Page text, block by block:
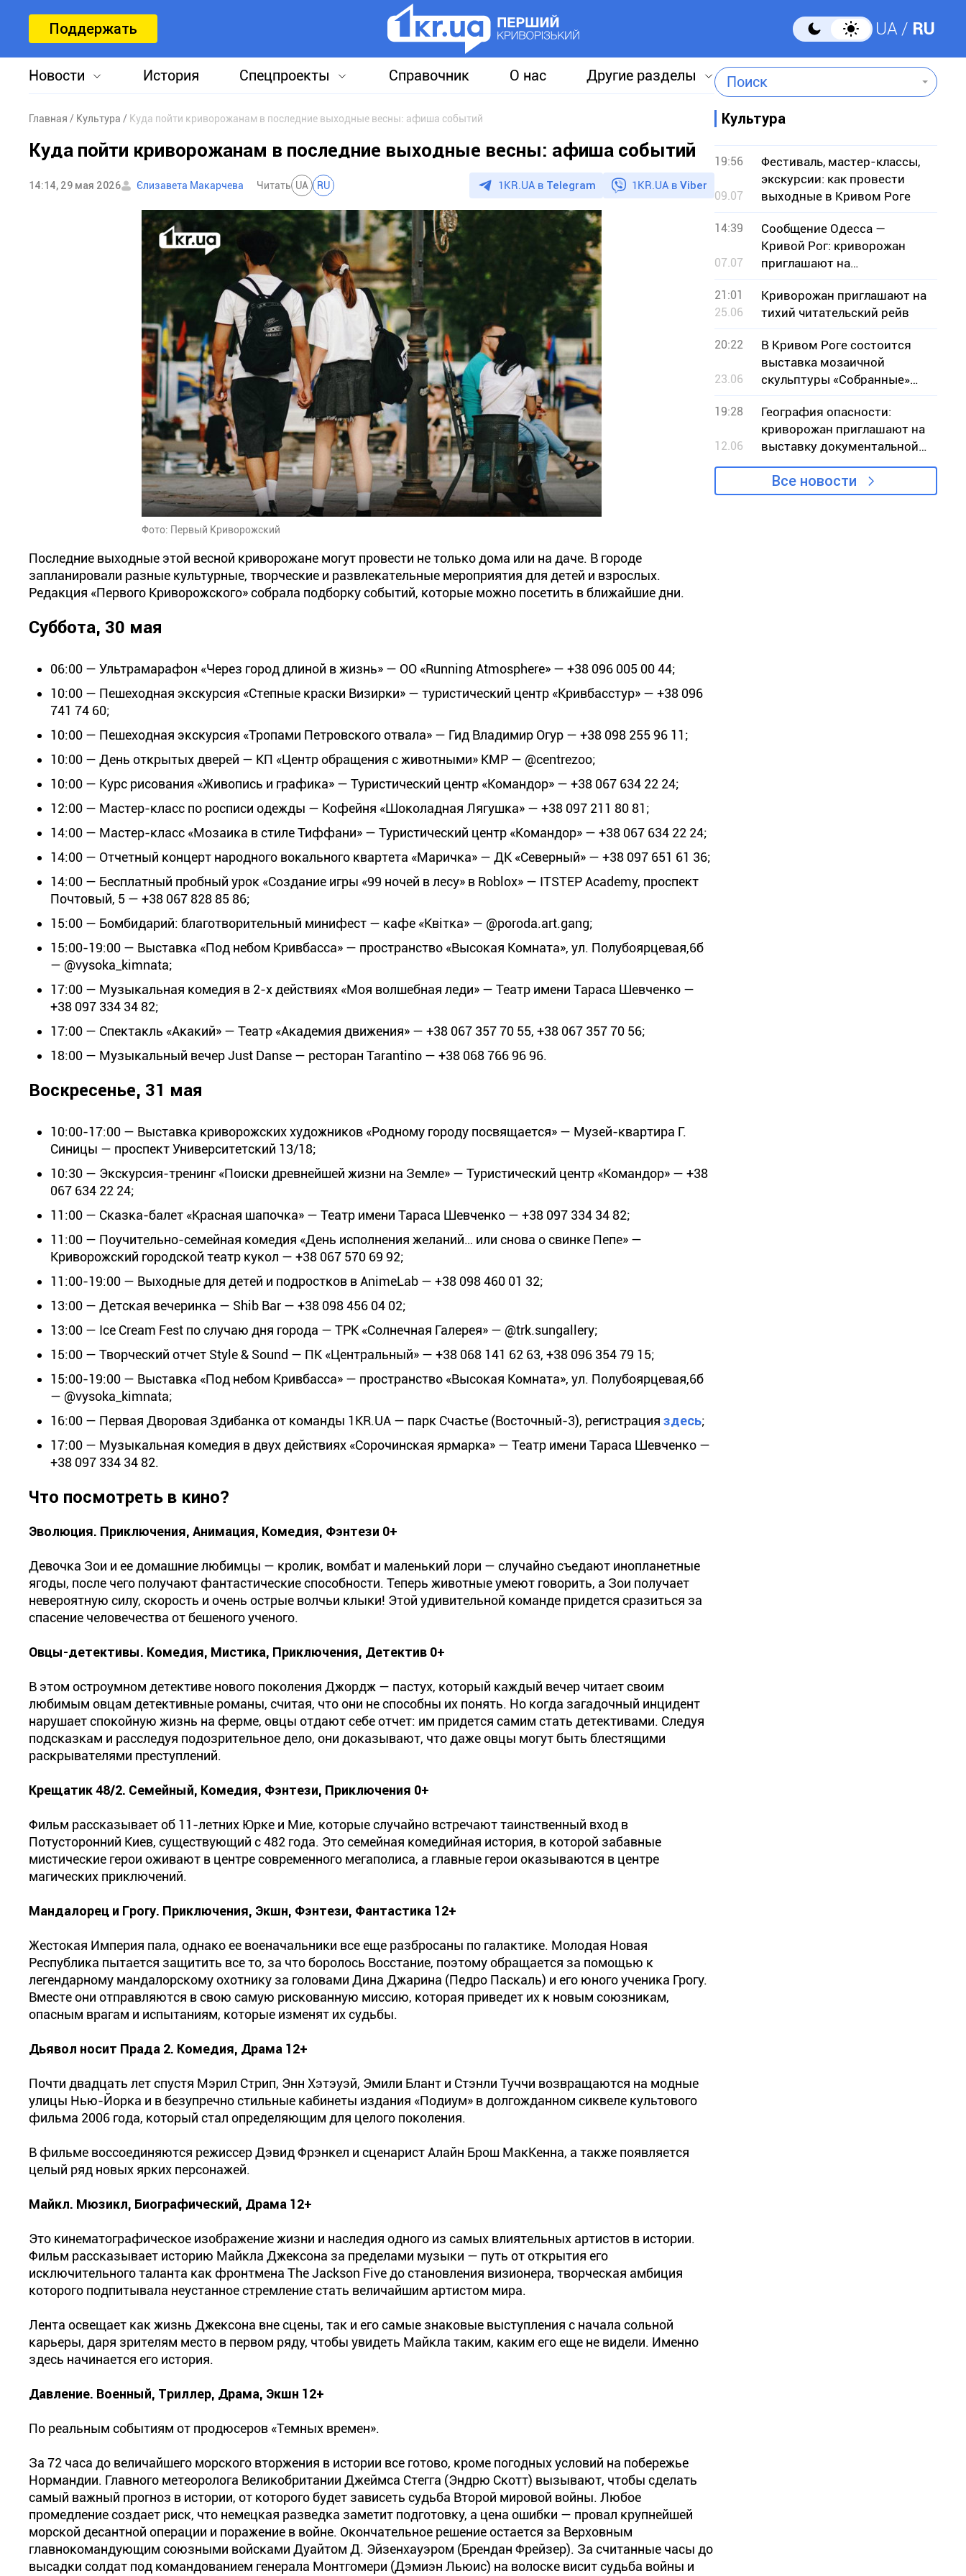
Поддержать UA RU
Новости История Спецпроекты Справочник О нас Другие разделы Поиск
Главная Культура Куда пойти криворожанам в последние выходные весны: афиша событий
Куда пойти криворожанам в последние выходные весны: афиша событий
14:14, 29 мая 2026 Єлизавета Макарчева Читать UA RU 1KR.UA в Telegram 1KR.UA в Viber
Фото: Первый Криворожский
Последние выходные этой весной криворожане могут провести не только дома или на даче. В городе
запланировали разные культурные, творческие и развлекательные мероприятия для детей и взрослых.
Редакция «Первого Криворожского» собрала подборку событий, которые можно посетить в ближайшие дни.
Суббота, 30 мая
06:00 — Ультрамарафон «Через город длиной в жизнь» — ОО «Running Atmosphere» — +38 096 005 00 44;
10:00 — Пешеходная экскурсия «Степные краски Визирки» — туристический центр «Кривбасстур» — +38 096
741 74 60;
10:00 — Пешеходная экскурсия «Тропами Петровского отвала» — Гид Владимир Огур — +38 098 255 96 11;
10:00 — День открытых дверей — КП «Центр обращения с животными» КМР — @centrezoo;
10:00 — Курс рисования «Живопись и графика» — Туристический центр «Командор» — +38 067 634 22 24;
12:00 — Мастер-класс по росписи одежды — Кофейня «Шоколадная Лягушка» — +38 097 211 80 81;
14:00 — Мастер-класс «Мозаика в стиле Тиффани» — Туристический центр «Командор» — +38 067 634 22 24;
14:00 — Отчетный концерт народного вокального квартета «Маричка» — ДК «Северный» — +38 097 651 61 36;
14:00 — Бесплатный пробный урок «Создание игры «99 ночей в лесу» в Roblox» — ITSTEP Academy, проспект
Почтовый, 5 — +38 067 828 85 86;
15:00 — Бомбидарий: благотворительный минифест — кафе «Квітка» — @poroda.art.gang;
15:00-19:00 — Выставка «Под небом Кривбасса» — пространство «Высокая Комната», ул. Полубоярцевая,6б
— @vysoka_kimnata;
17:00 — Музыкальная комедия в 2-х действиях «Моя волшебная леди» — Театр имени Тараса Шевченко —
+38 097 334 34 82;
17:00 — Спектакль «Акакий» — Театр «Академия движения» — +38 067 357 70 55, +38 067 357 70 56;
18:00 — Музыкальный вечер Just Danse — ресторан Tarantino — +38 068 766 96 96.
Воскресенье, 31 мая
10:00-17:00 — Выставка криворожских художников «Родному городу посвящается» — Музей-квартира Г.
Синицы — проспект Университетский 13/18;
10:30 — Экскурсия-тренинг «Поиски древнейшей жизни на Земле» — Туристический центр «Командор» — +38
067 634 22 24;
11:00 — Сказка-балет «Красная шапочка» — Театр имени Тараса Шевченко — +38 097 334 34 82;
11:00 — Поучительно-семейная комедия «День исполнения желаний… или снова о свинке Пепе» —
Криворожский городской театр кукол — +38 067 570 69 92;
11:00-19:00 — Выходные для детей и подростков в AnimeLab — +38 098 460 01 32;
13:00 — Детская вечеринка — Shib Bar — +38 098 456 04 02;
13:00 — Ice Cream Fest по случаю дня города — ТРК «Солнечная Галерея» — @trk.sungallery;
15:00 — Творческий отчет Style & Sound — ПК «Центральный» — +38 068 141 62 63, +38 096 354 79 15;
15:00-19:00 — Выставка «Под небом Кривбасса» — пространство «Высокая Комната», ул. Полубоярцевая,6б
— @vysoka_kimnata;
16:00 — Первая Дворовая Здибанка от команды 1KR.UA — парк Счастье (Восточный-3), регистрация здесь;
17:00 — Музыкальная комедия в двух действиях «Сорочинская ярмарка» — Театр имени Тараса Шевченко —
+38 097 334 34 82.
Что посмотреть в кино?
Эволюция. Приключения, Анимация, Комедия, Фэнтези 0+
Девочка Зои и ее домашние любимцы — кролик, вомбат и маленький лори — случайно съедают инопланетные
ягоды, после чего получают фантастические способности. Теперь животные умеют говорить, а Зои получает
невероятную силу, скорость и очень острые волчьи клыки! Этой удивительной команде придется сразиться за
спасение человечества от бешеного ученого.
Овцы-детективы. Комедия, Мистика, Приключения, Детектив 0+
В этом остроумном детективе нового поколения Джордж — пастух, который каждый вечер читает своим
любимым овцам детективные романы, считая, что они не способны их понять. Но когда загадочный инцидент
нарушает спокойную жизнь на ферме, овцы отдают себе отчет: им придется самим стать детективами. Следуя
подсказкам и расследуя подозрительное дело, они доказывают, что даже овцы могут быть блестящими
раскрывателями преступлений.
Крещатик 48/2. Семейный, Комедия, Фэнтези, Приключения 0+
Фильм рассказывает об 11-летних Юрке и Мие, которые случайно встречают таинственный вход в
Потусторонний Киев, существующий с 482 года. Это семейная комедийная история, в которой забавные
мистические герои оживают в центре современного мегаполиса, а главные герои оказываются в центре
магических приключений.
Мандалорец и Грогу. Приключения, Экшн, Фэнтези, Фантастика 12+
Жестокая Империя пала, однако ее военачальники все еще разбросаны по галактике. Молодая Новая
Республика пытается защитить все то, за что боролось Восстание, поэтому обращается за помощью к
легендарному мандалорскому охотнику за головами Дина Джарина (Педро Паскаль) и его юного ученика Грогу.
Вместе они отправляются в свою самую рискованную миссию, которая приведет их к новым союзникам,
опасным врагам и испытаниям, которые изменят их судьбы.
Дьявол носит Прада 2. Комедия, Драма 12+
Почти двадцать лет спустя Мэрил Стрип, Энн Хэтэуэй, Эмили Блант и Стэнли Туччи возвращаются на модные
улицы Нью-Йорка и в безупречно стильные кабинеты издания «Подиум» в долгожданном сиквеле культового
фильма 2006 года, который стал определяющим для целого поколения.
В фильме воссоединяются режиссер Дэвид Фрэнкел и сценарист Алайн Брош МакКенна, а также появляется
целый ряд новых ярких персонажей.
Майкл. Мюзикл, Биографический, Драма 12+
Это кинематографическое изображение жизни и наследия одного из самых влиятельных артистов в истории.
Фильм рассказывает историю Майкла Джексона за пределами музыки — путь от открытия его
исключительного таланта как фронтмена The Jackson Five до становления визионера, творческая амбиция
которого подпитывала неустанное стремление стать величайшим артистом мира.
Лента освещает как жизнь Джексона вне сцены, так и его самые знаковые выступления с начала сольной
карьеры, даря зрителям место в первом ряду, чтобы увидеть Майкла таким, каким его еще не видели. Именно
здесь начинается его история.
Давление. Военный, Триллер, Драма, Экшн 12+
По реальным событиям от продюсеров «Темных времен».
За 72 часа до величайшего морского вторжения в истории все готово, кроме погодных условий на побережье
Нормандии. Главного метеоролога Великобритании Джеймса Стегга (Эндрю Скотт) вызывают, чтобы сделать
самый важный прогноз в истории, от которого будет зависеть судьба Второй мировой войны. Любое
промедление создает риск, что немецкая разведка заметит подготовку, а цена ошибки — провал крупнейшей
морской десантной операции и поражение в войне. Окончательное решение остается за Верховным
главнокомандующим союзными войсками Дуайтом Д. Эйзенхауэром (Брендан Фрейзер). За считанные часы до
высадки солдат под командованием генерала Монтгомери (Дэмиэн Льюис) на волоске висит судьба войны и
Культура
19:56
09.07
Фестиваль, мастер-классы,
экскурсии: как провести
выходные в Кривом Роге
14:39
07.07
Сообщение Одесса —
Кривой Рог: криворожан
приглашают на
музыкальный вечер с
гостями из Одессы
21:01
25.06
Криворожан приглашают на
тихий читательский рейв
20:22
23.06
В Кривом Роге состоится
выставка мозаичной
скульптуры «Собранные»
местной художницы Ольги
Марченко
19:28
12.06
География опасности:
криворожан приглашают на
выставку документальной
фотографии
Все новости